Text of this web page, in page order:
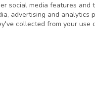
social media features
advertising and analytics
collected from your use